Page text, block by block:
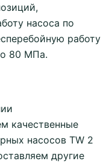
насоса по
работу
80 МПа.
качественные
насосов TW 2
другие